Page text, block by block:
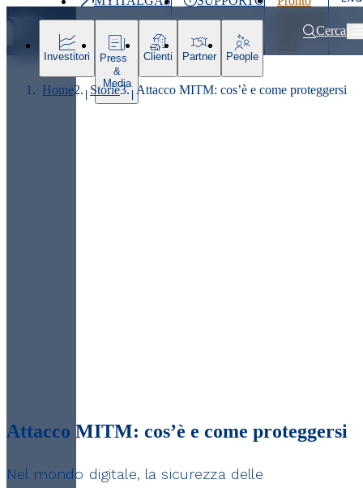
Ultimo
800 900Cerca
Investitori
Press
&
Media
Clienti Partner People
Home Storie Attacco MITM: cos’è e come proteggersi
Attacco MITM: cos’è e come proteggersi
Nel mondo digitale, la sicurezza delle